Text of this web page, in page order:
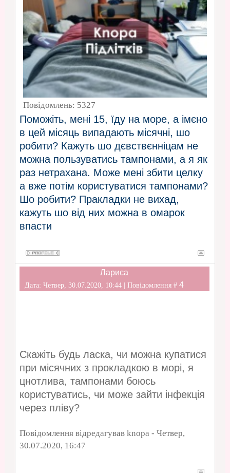
Повідомлень: 5327
Поможіть, мені 15, їду на море, а імєно
в цей місяць випадають місячні, шо
робити? Кажуть шо дєвствєнніцам не
можна пользуватись тампонами, а я як
раз нетрахана. Може мені збити целку
а вже потім користуватися тампонами?
Шо робити? Пракладки не вихад,
кажуть шо від них можна в омарок
впасти
Лариса
Дата: Четвер, 30.07.2020, 10:44 | Повідомлення # 4
Скажіть будь ласка, чи можна купатися
при місячних з прокладкою в морі, я
цнотлива, тампонами боюсь
користуватись, чи може зайти інфекція
через пліву?
Повідомлення відредагував knopa - Четвер,
30.07.2020, 16:47